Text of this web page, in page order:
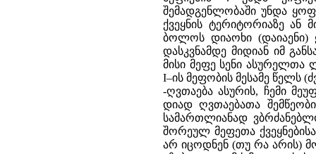
შემადგენლობაში უნდა
ქვეყნის ტერიტორიაზე
ბოლოს დიაოხი (დაიაენი)
დასკვნამდე მიდიან იმ
მისი მეფე სენი ასურელთა
I–ის მეფობის მესამე წელს
-ღვთაება ასურის, ჩემი
დიად ღვთაებათა
სამართლიანად
შორეულ მეფეთა
არ იცოდნენ (თუ რა არის)